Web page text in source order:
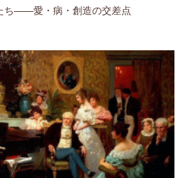
ち――愛・病・創造の交差点